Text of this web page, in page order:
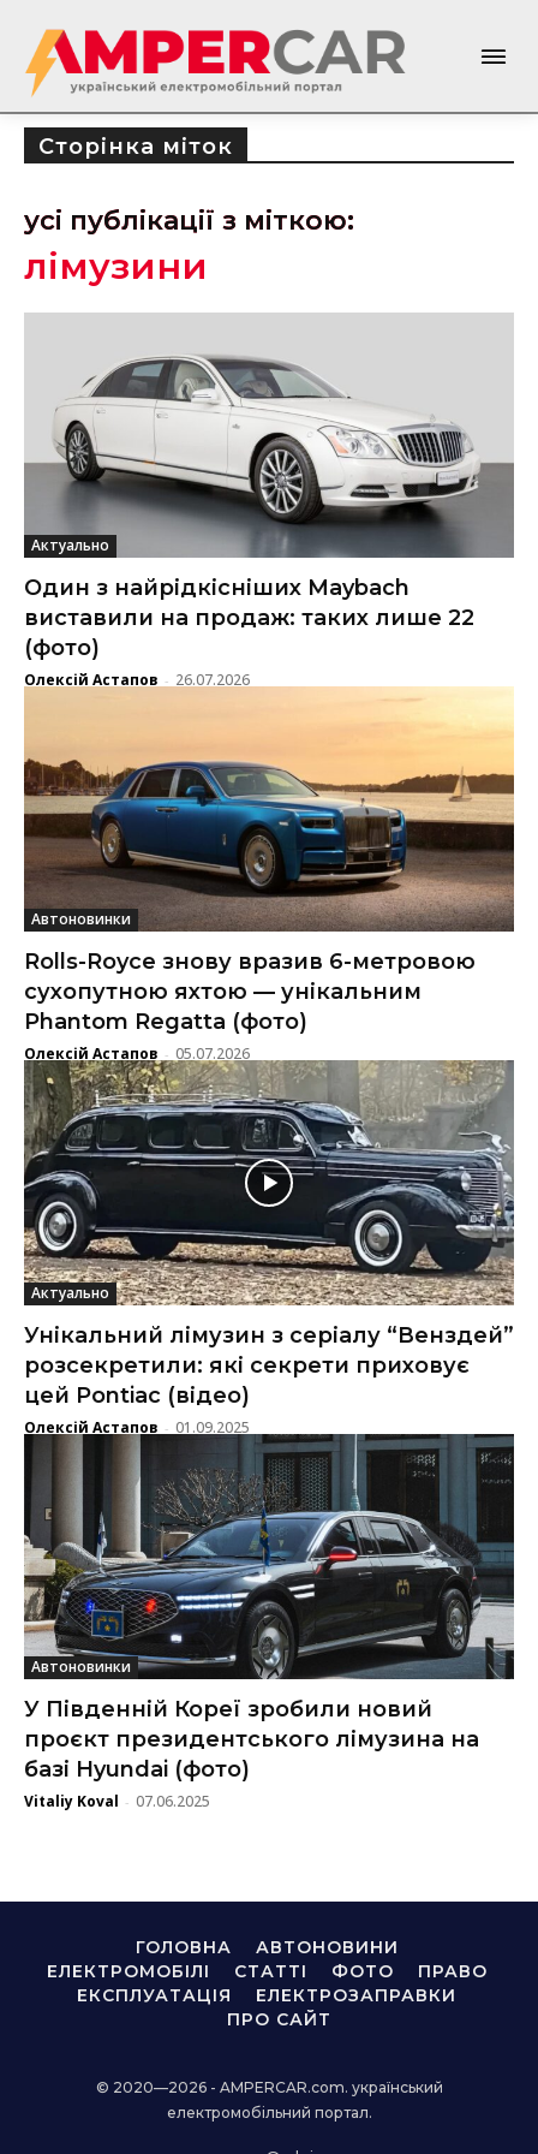
Сторінка міток
усі публікації з міткою:
лімузини
Актуально
Один з найрідкісніших Maybach
виставили на продаж: таких лише 22
(фото)
Олексій Астапов - 26.07.2026
Автоновинки
Rolls-Royce знову вразив 6-метровою
сухопутною яхтою — унікальним
Phantom Regatta (фото)
Олексій Астапов - 05.07.2026
Актуально
Унікальний лімузин з серіалу “Венздей”
розсекретили: які секрети приховує
цей Pontiac (відео)
Олексій Астапов - 01.09.2025
Автоновинки
У Південній Кореї зробили новий
проєкт президентського лімузина на
базі Hyundai (фото)
Vitaliy Koval - 07.06.2025
ГОЛОВНА
АВТОНОВИНИ
ЕЛЕКТРОМОБІЛІ
СТАТТІ ФОТО
ПРАВО
ЕКСПЛУАТАЦІЯ
ЕЛЕКТРОЗАПРАВКИ
ПРО САЙТ
© 2020—2026 - AMPERCAR.com. український
електромобільний портал.